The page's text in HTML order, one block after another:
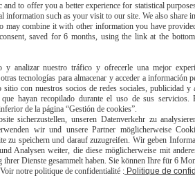
to offer you a better experience for statistical
information such as your visit to our site. We also share
combine it with other information you have
saved for 6 months, using the link at the
analizar nuestro tráfico y ofrecerle una mejor
tecnologías para almacenar y acceder a información
con nuestros socios de redes sociales, publicidad y
hayan recopilado durante el uso de sus servicios.
de la página “Gestión de cookies”.
sicherzustellen, unseren Datenverkehr zu
wir und unsere Partner möglicherweise
zu speichern und darauf zuzugreifen. Wir geben
Analysen weiter, die diese möglicherweise mit
Dienste gesammelt haben. Sie können Ihre für 6
notre politique de confidentialité : Politique de